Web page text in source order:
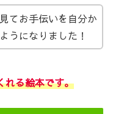
てお手伝いを自分か
うになりました！
れる絵本です。